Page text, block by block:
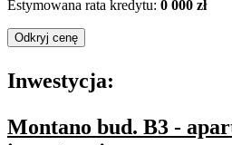
Estymowana rata kredytu: 0 000 zł
Odkryj cenę
Inwestycja:
Montano bud. B3 -